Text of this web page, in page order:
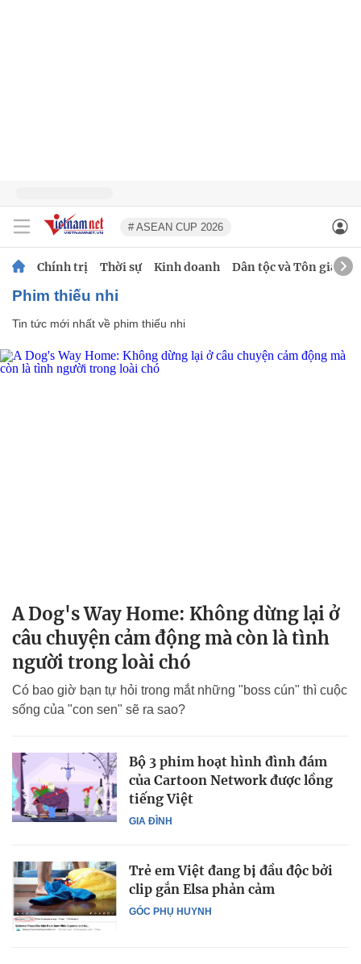
# ASEAN CUP 2026
Chính trị Thời sự Kinh doanh Dân tộc và Tôn giáo
phim thiếu nhi
Tin tức mới nhất về phim thiếu nhi
A Dog's Way Home: Không dừng lại ở
câu chuyện cảm động mà còn là tình
người trong loài chó
Có bao giờ bạn tự hỏi trong mắt những "boss cún" thì cuộc
sống của "con sen" sẽ ra sao?
GIA ĐÌNH
Bộ 3 phim hoạt hình đình đám
của Cartoon Network được lồng
tiếng Việt
GÓC PHỤ HUYNH
Trẻ em Việt đang bị đầu độc bởi
clip gắn Elsa phản cảm